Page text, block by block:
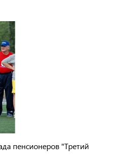
пенсионеров "Третий